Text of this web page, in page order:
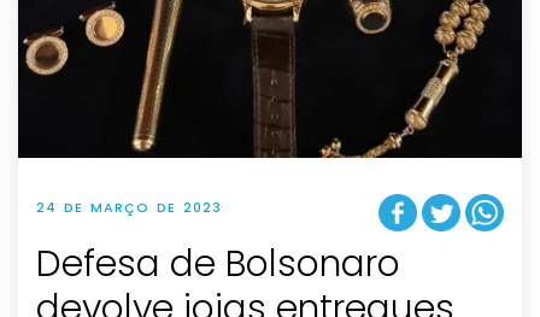
24 DE MARÇO DE 2023
Defesa de Bolsonaro